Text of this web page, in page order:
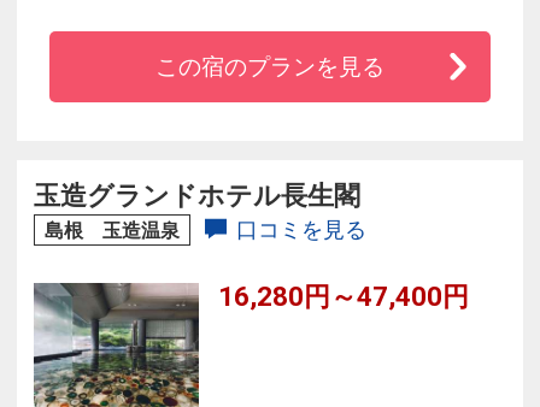
・心も体も温まる縁結びの湯「松江しんじ湖温
た料理
・有料駐車場（１泊１台２００円）車での旅行
(2025年8月より300円)
・チェックイン前、チェックアウト後に荷物預
かりOK
この宿のプランを見る
玉造グランドホテル長生閣
島根 玉造温泉 口コミを見る
16,280円～47,400円